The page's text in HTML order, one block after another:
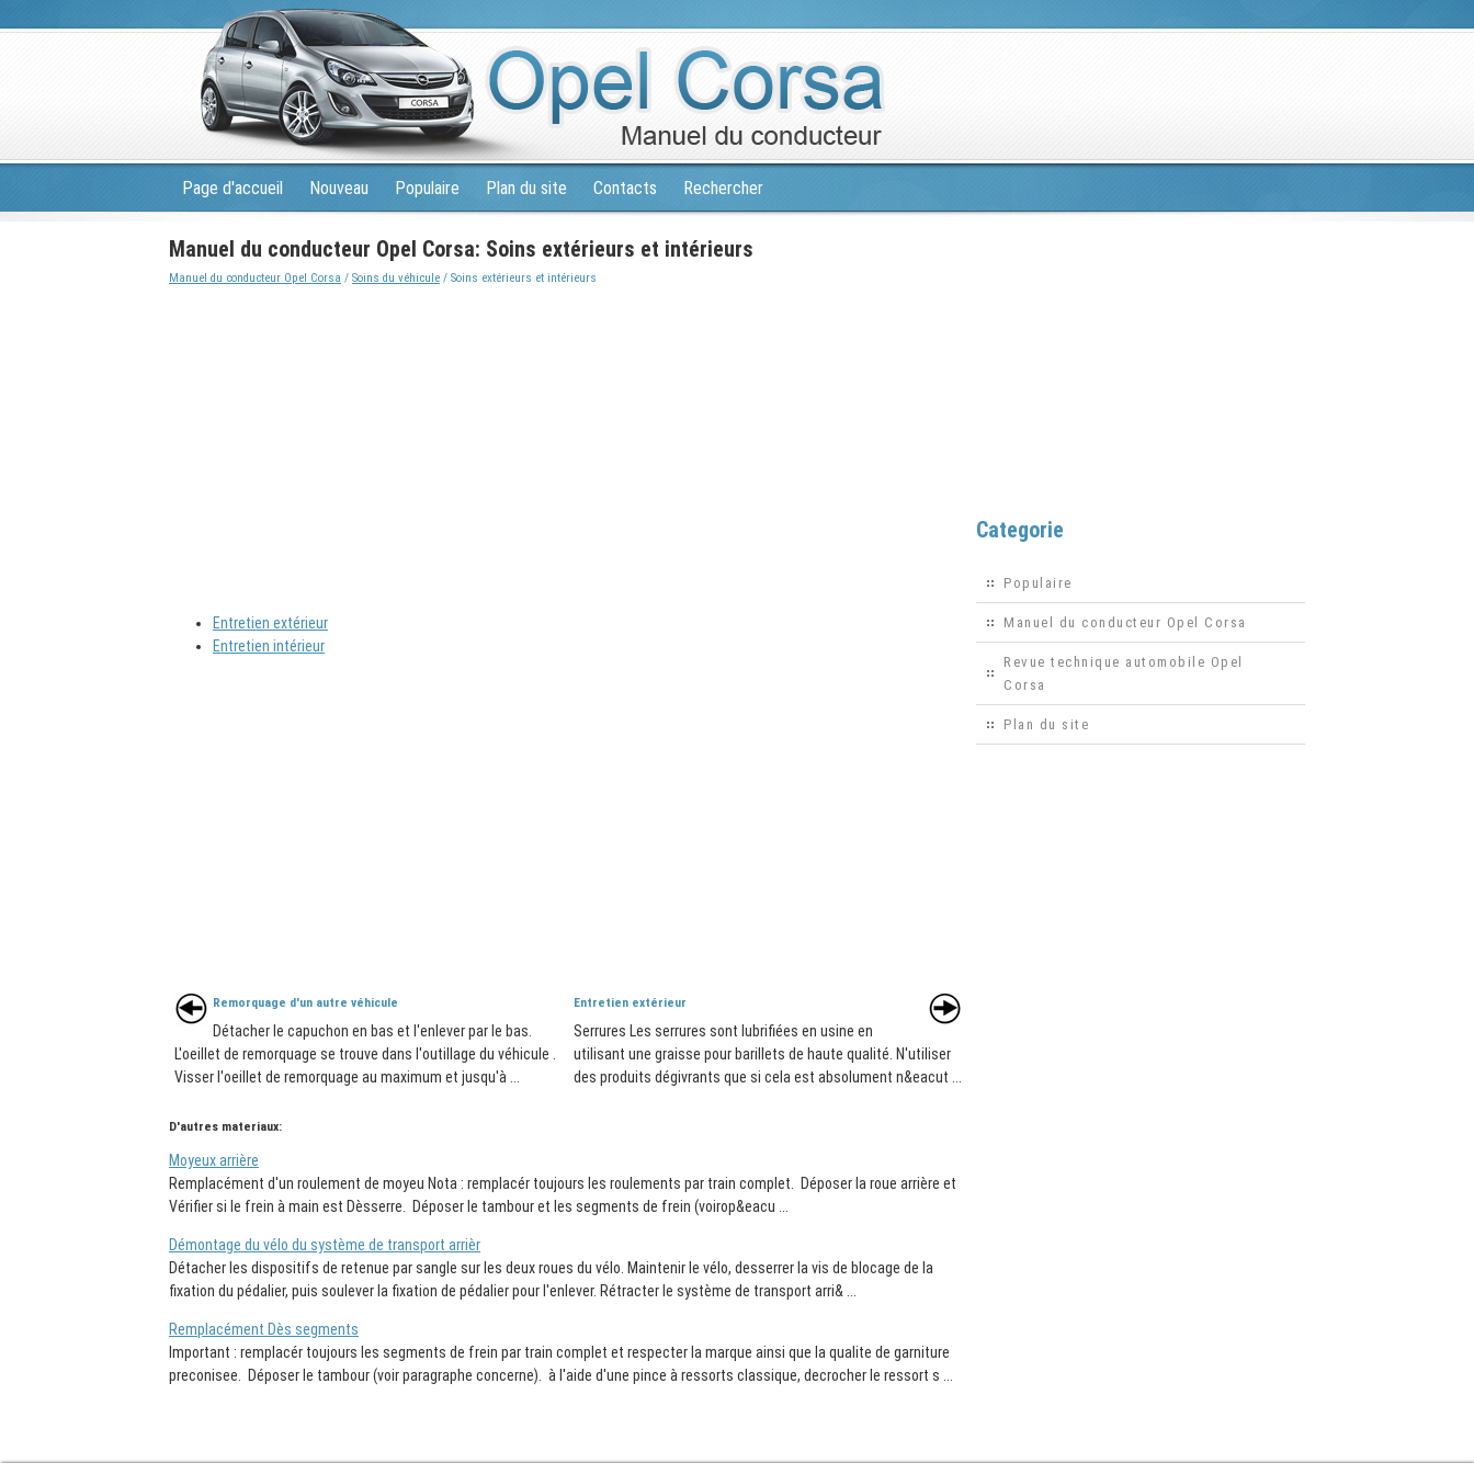
Page d'accueil Nouveau Populaire Plan du site Contacts Rechercher
Manuel du conducteur Opel Corsa: Soins extérieurs et intérieurs
Manuel du conducteur Opel Corsa / Soins du véhicule / Soins extérieurs et intérieurs
Entretien extérieur
Entretien intérieur
Remorquage d'un autre véhicule
Détacher le capuchon en bas et l'enlever par le bas.
L'oeillet de remorquage se trouve dans l'outillage du véhicule .
Visser l'oeillet de remorquage au maximum et jusqu'à ...
Entretien extérieur
Serrures Les serrures sont lubrifiées en usine en
utilisant une graisse pour barillets de haute qualité. N'utiliser
des produits dégivrants que si cela est absolument n&eacut ...
D'autres materiaux:
Moyeux arrière
Remplacément d'un roulement de moyeu Nota : remplacér toujours les roulements par train complet. Déposer la roue arrière et
Vérifier si le frein à main est Dèsserre. Déposer le tambour et les segments de frein (voirop&eacu ...
Démontage du vélo du système de transport arrièr
Détacher les dispositifs de retenue par sangle sur les deux roues du vélo. Maintenir le vélo, desserrer la vis de blocage de la
fixation du pédalier, puis soulever la fixation de pédalier pour l'enlever. Rétracter le système de transport arri& ...
Remplacément Dès segments
Important : remplacér toujours les segments de frein par train complet et respecter la marque ainsi que la qualite de garniture
preconisee. Déposer le tambour (voir paragraphe concerne). à l'aide d'une pince à ressorts classique, decrocher le ressort s ...
Categorie
Populaire
Manuel du conducteur Opel Corsa
Revue technique automobile Opel
Corsa
Plan du site